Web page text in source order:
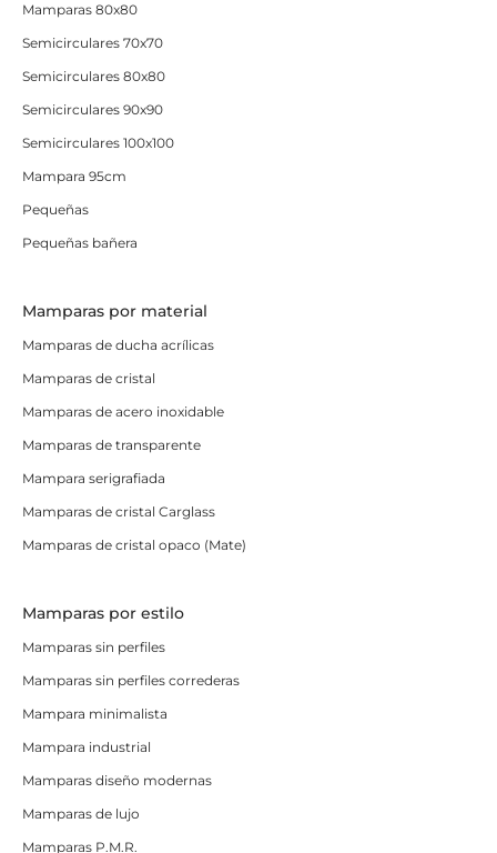
Mamparas 80x80
Semicirculares 70x70
Semicirculares 80x80
Semicirculares 90x90
Semicirculares 100x100
Mampara 95cm
Pequeñas
Pequeñas bañera
Mamparas por material
Mamparas de ducha acrílicas
Mamparas de cristal
Mamparas de acero inoxidable
Mamparas de transparente
Mampara serigrafiada
Mamparas de cristal Carglass
Mamparas de cristal opaco (Mate)
Mamparas por estilo
Mamparas sin perfiles
Mamparas sin perfiles correderas
Mampara minimalista
Mampara industrial
Mamparas diseño modernas
Mamparas de lujo
Mamparas P.M.R.